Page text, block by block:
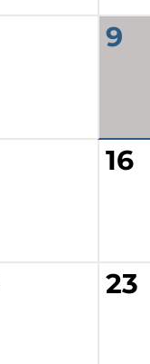
9
16
23